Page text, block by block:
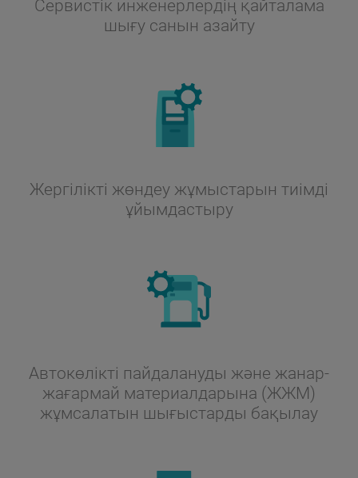
Сервистік инженерлердің қайталама
шығу санын азайту
Жергілікті жөндеу жұмыстарын тиімді
ұйымдастыру
Автокөлікті пайдалануды және жанар-
жағармай материалдарына (ЖЖМ)
жұмсалатын шығыстарды бақылау